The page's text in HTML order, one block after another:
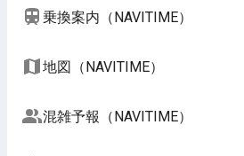
乗換案内（NAVITIME）
地図（NAVITIME）
混雑予報（NAVITIME）